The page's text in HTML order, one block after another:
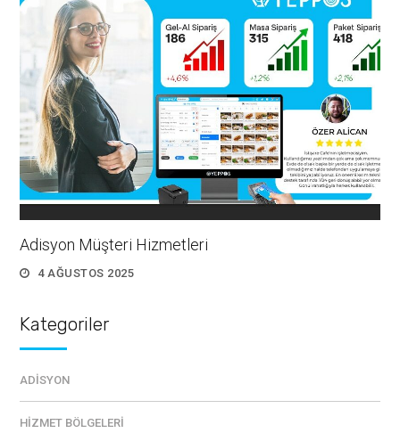
Adisyon Müşteri Hizmetleri
4 AĞUSTOS 2025
Kategoriler
ADISYON
HIZMET BÖLGELERI